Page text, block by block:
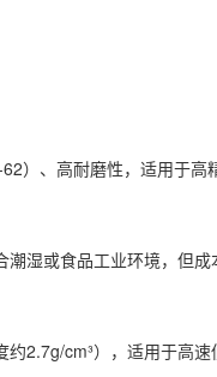
、高耐磨性，适用于高
湿或食品工业环境，但成
2.7g/cm³），适用于高速